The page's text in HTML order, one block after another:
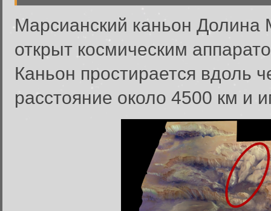
Марсианский каньон
открыт космическим
Каньон простирается вдоль
расстояние около 4500 км и